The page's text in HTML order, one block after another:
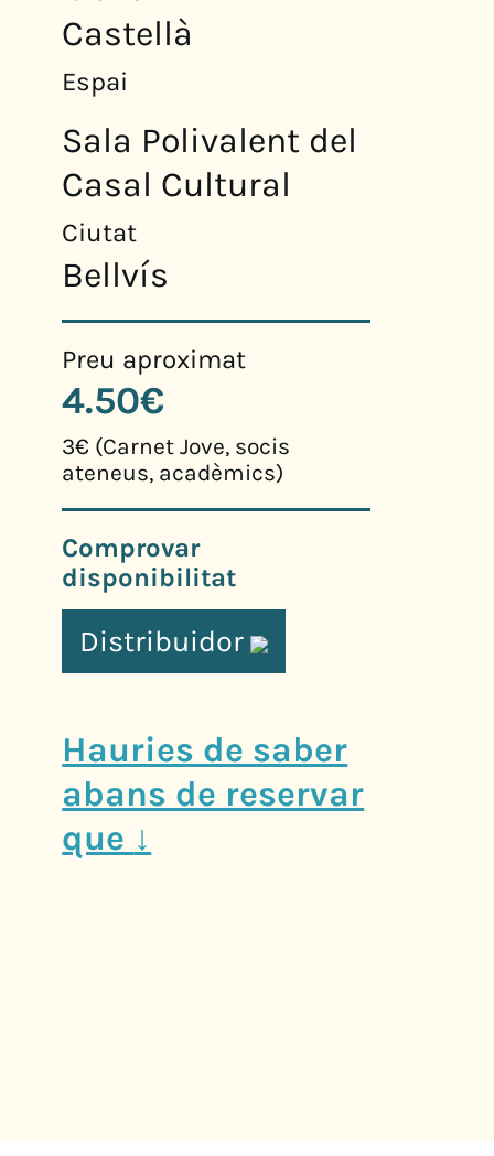
Castellà
Espai
Sala Polivalent del
Casal Cultural
Ciutat
Bellvís
Preu aproximat
4.50€
3€ (Carnet Jove, socis
ateneus, acadèmics)
Comprovar
disponibilitat
Distribuidor
Hauries de saber
abans de reservar
que ↓